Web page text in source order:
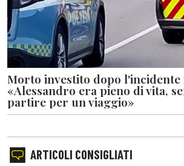
Morto investito dopo l'incidente
«Alessandro era pieno di vita,
partire per un viaggio»
ARTICOLI CONSIGLIATI